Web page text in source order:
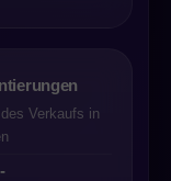
Verkaufs in
im
KI zunehmend
Sie ersetzt keine
Tätigkeiten,